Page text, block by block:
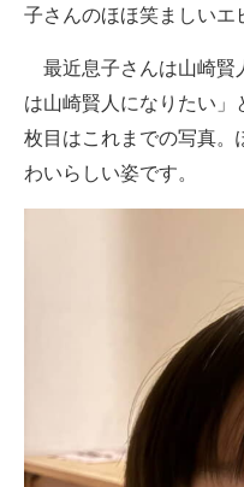
子さんのほほ笑ましいエ
最近息子さんは山崎賢
は山崎賢人になりたい」
枚目はこれまでの写真。
わいらしい姿です。